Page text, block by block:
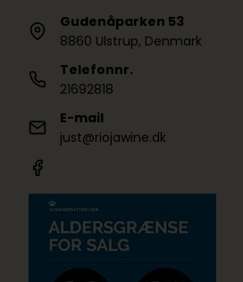
Gudenåparken 53
8860 Ulstrup, Denmark
Telefonnr.
21692818
E-mail
just@riojawine.dk